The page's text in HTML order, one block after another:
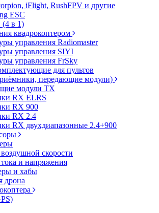
iFlight, RushFPV и другие
ESC
(4 в 1)
квадрокоптером
управления Radiomaster
управления SIYI
управления FrSky
для пультов
передающие модули)
модули TX
RX ELRS
RX 900
RX 2.4
RX двухдиапазонные 2.4+900
скорости
и напряжения
и хабы
дрона